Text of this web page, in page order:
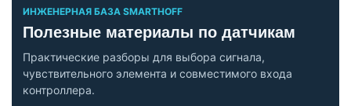
ИНЖЕНЕРНАЯ БАЗА SMARTHOFF
Полезные материалы по датчикам
Практические разборы для выбора сигнала,
чувствительного элемента и совместимого входа
контроллера.